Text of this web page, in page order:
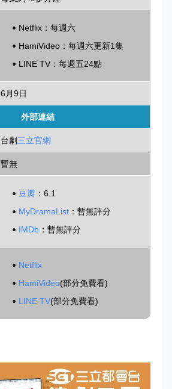
Netflix：每週六
HamiVideo：每週六更新1集
LINE TV：每週五24點
6月9日
外部連結
台劇 三立官網
暫無
豆瓣 ：6.1
MyDramaList ：暫無評分
IMDb ：暫無評分
Netflix
HamiVideo(部分免費看)
LINE TV(部分免費看)